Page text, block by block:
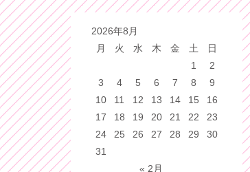
2026年8月
月
火 水 木 金 土
日
1
2
3
4 5 6 7 8
9
10
11 12 13 14 15
16
17
18 19 20 21 22
23
24
25 26 27 28 29
30
31
« 2月